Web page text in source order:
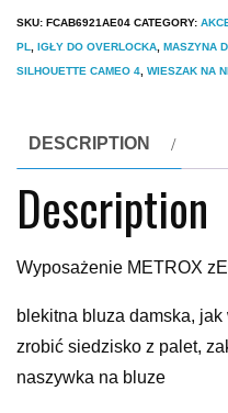
SKU: FCAB6921AE04 CATEGORY:
PL, IGŁY DO OVERLOCKA, MASZYNA
SILHOUETTE CAMEO 4, WIESZAK NA
DESCRIPTION
Description
Wyposażenie METROX
blekitna bluza damska,
zrobić siedzisko z palet,
naszywka na bluze